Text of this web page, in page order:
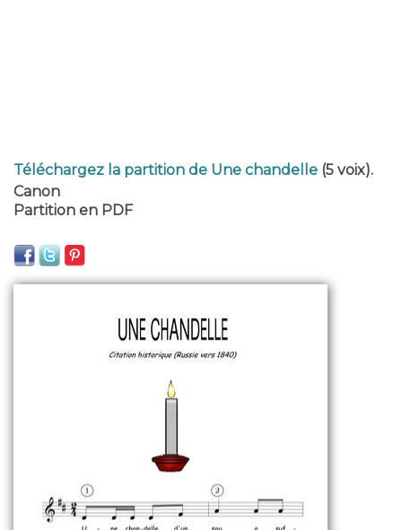
Téléchargez la partition de Une chandelle (5 voix).
Canon
Partition en PDF